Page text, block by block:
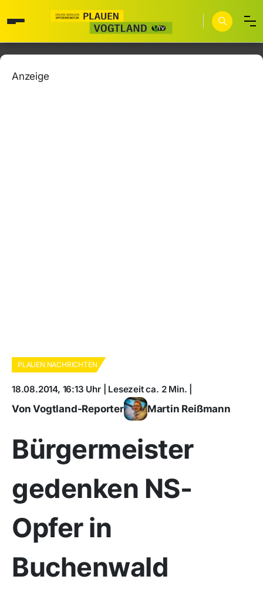
Anzeige
PLAUEN NACHRICHTEN
18.08.2014, 16:13 Uhr | Lesezeit ca. 2 Min. |
Von Vogtland-Reporter Martin Reißmann
Bürgermeister
gedenken NS-
Opfer in
Buchenwald